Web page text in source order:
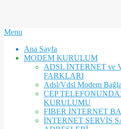
Secondary
Menu
Menu
Ana Sayfa
MODEM KURULUM
ADSL İNTERNET ve
FARKLARI
Adsl/Vdsl Modem
CEP
KURULUMU
FİBER İNTERNET
İNTERNET SERVİS